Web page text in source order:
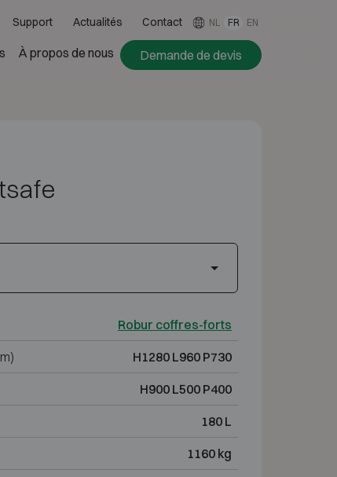
Support Actualités Contact NL FR EN
À propos de nous Demande de devis
Robur coffres-forts
H1280 L960 P730
H900 L500 P400
180 L
1160 kg